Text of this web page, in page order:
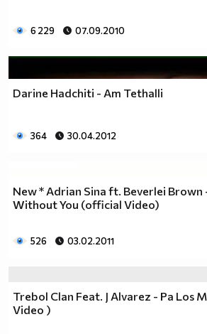
6 229 07.09.2010
Darine Hadchiti - Am Tethalli
364 30.04.2012
New * Adrian Sina ft. Beverlei Brown
Without You (official Video)
526 03.02.2011
Trebol Clan Feat. J Alvarez - Pa Los
Video )